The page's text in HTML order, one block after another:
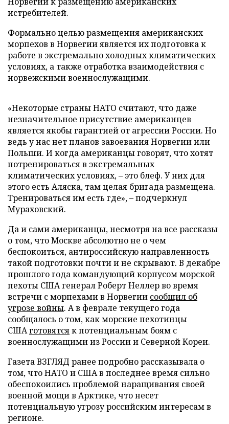
истребителей.
Формально целью размещения американских
морпехов в Норвегии является их подготовка к
работе в экстремально холодных климатических
условиях, а также отработка взаимодействия с
норвежскими военнослужащими.
«Некоторые страны НАТО считают, что даже
незначительное присутствие американцев
является якобы гарантией от агрессии России. Но
ведь у нас нет планов завоевания Норвегии или
Польши. И когда американцы говорят, что хотят
потренироваться в экстремальных
климатических условиях, – это блеф. У них для
этого есть Аляска, там целая бригада размещена.
Тренироваться им есть где», – подчеркнул
Мураховский.
Да и сами американцы, несмотря на все рассказы
о том, что Москве абсолютно не о чем
беспокоиться, антироссийскую направленность
такой подготовки почти и не скрывают. В декабре
прошлого года командующий корпусом морской
пехоты США генерал Роберт Неллер во время
встречи с морпехами в Норвегии сообщил об
угрозе войны. А в феврале текущего года
сообщалось о том, как морские пехотинцы
СШАготовятсяк потенциальным боям с
военнослужащими из России и Северной Кореи.
Газета ВЗГЛЯД ранее подробно рассказывала о
том, что НАТО и США в последнее время сильно
обеспокоились проблемой наращивания своей
военной мощи в Арктике, что несет
потенциальную угрозу российским интересам в
регионе.